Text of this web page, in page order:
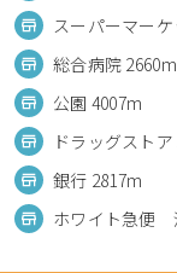
スーパーマー
総合病院 2660m
公園 4007m
ドラッグスト
銀行 2817m
ホワイト急便